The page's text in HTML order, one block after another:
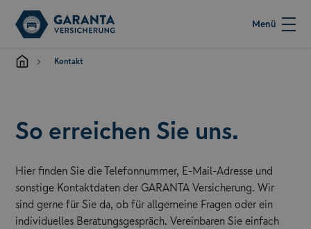
Menü
Kontakt
So erreichen Sie uns.
Hier finden Sie die Telefonnummer, E-Mail-Adresse und
sonstige Kontaktdaten der GARANTA Versicherung. Wir
sind gerne für Sie da, ob für allgemeine Fragen oder ein
individuelles Beratungsgespräch. Vereinbaren Sie einfach